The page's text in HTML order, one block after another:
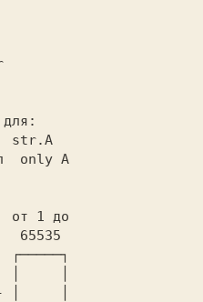
str.A
only A
от 1 до
65535
│
│     │